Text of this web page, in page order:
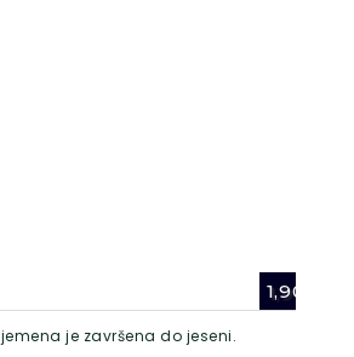
1,90
je završena do jeseni.